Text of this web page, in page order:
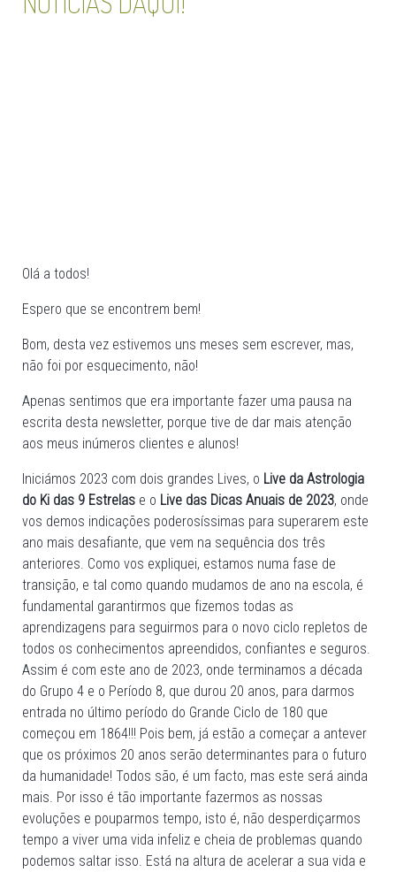
Olá a todos!
Espero que se encontrem bem!
Bom, desta vez estivemos uns meses sem escrever, mas,
não foi por esquecimento, não!
Apenas sentimos que era importante fazer uma pausa na
escrita desta newsletter, porque tive de dar mais atenção
aos meus inúmeros clientes e alunos!
Iniciámos 2023 com dois grandes Lives, o Live da Astrologia
do Ki das 9 Estrelas e o Live das Dicas Anuais de 2023, onde
vos demos indicações poderosíssimas para superarem este
ano mais desafiante, que vem na sequência dos três
anteriores. Como vos expliquei, estamos numa fase de
transição, e tal como quando mudamos de ano na escola, é
fundamental garantirmos que fizemos todas as
aprendizagens para seguirmos para o novo ciclo repletos de
todos os conhecimentos apreendidos, confiantes e seguros.
Assim é com este ano de 2023, onde terminamos a década
do Grupo 4 e o Período 8, que durou 20 anos, para darmos
entrada no último período do Grande Ciclo de 180 que
começou em 1864!!! Pois bem, já estão a começar a antever
que os próximos 20 anos serão determinantes para o futuro
da humanidade! Todos são, é um facto, mas este será ainda
mais. Por isso é tão importante fazermos as nossas
evoluções e pouparmos tempo, isto é, não desperdiçarmos
tempo a viver uma vida infeliz e cheia de problemas quando
podemos saltar isso. Está na altura de acelerar a sua vida e